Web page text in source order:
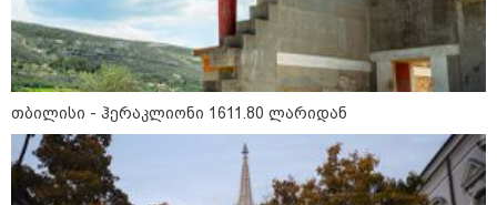
22:11 / 09-08-2026
წალენჯიხაში, მდინარეში
მამაკაცმა ახალგაზრდა დედა-
შვილის გადარჩენა შეძლო,
თუმცა თავად ძლიერი
დინებიდან გამოსვლა ვეღარ
მოახერხა და წყალმა გაიტაცა
თბილისი - ჰერაკლიონი 1611.80 ლარიდან